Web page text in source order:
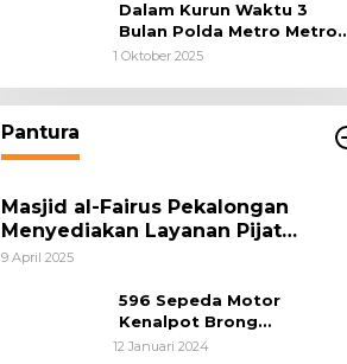
Dalam Kurun Waktu 3
Bulan Polda Metro Metro
Ungkap 1,14 Ton Narkoba
1 Oktober 2025
Pantura
Masjid al-Fairus Pekalongan
Menyediakan Layanan Pijat
hingga Potong Rambut Gratis bagi
9 April 2025
596 Sepeda Motor
Kenalpot Brong
Diamankan Polres
12 Januari 2024